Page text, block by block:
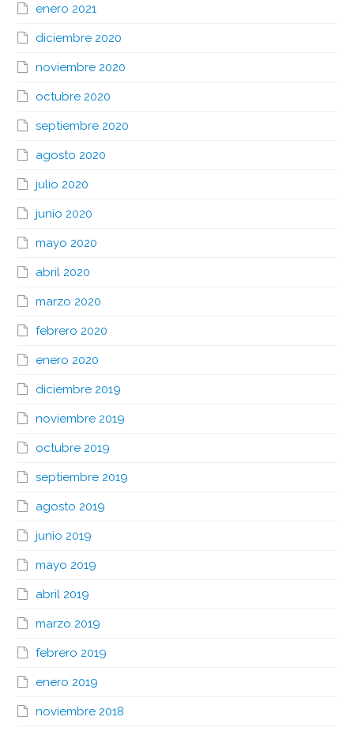
enero 2021
diciembre 2020
noviembre 2020
octubre 2020
septiembre 2020
agosto 2020
julio 2020
junio 2020
mayo 2020
abril 2020
marzo 2020
febrero 2020
enero 2020
diciembre 2019
noviembre 2019
octubre 2019
septiembre 2019
agosto 2019
junio 2019
mayo 2019
abril 2019
marzo 2019
febrero 2019
enero 2019
noviembre 2018